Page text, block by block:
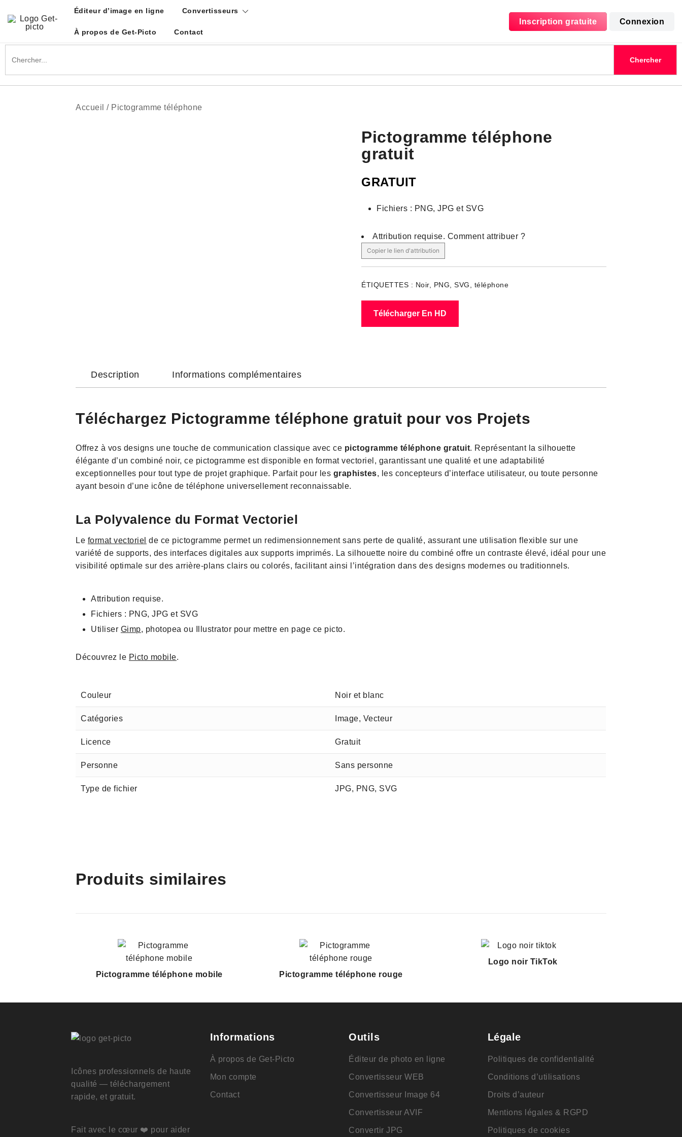
content
Éditeur d’image en ligne Convertisseurs
À propos de Get-Picto Contact
Inscription gratuite Connexion
Search
for:
Accueil / Pictogramme téléphone
Pictogramme téléphone
gratuit
GRATUIT
Fichiers : PNG, JPG et SVG
Attribution requise. Comment attribuer ?
Copier le lien d'attribution
ÉTIQUETTES : Noir, PNG SVG téléphone
Télécharger En HD
Description Informations complémentaires
Téléchargez Pictogramme téléphone gratuit pour vos Projets
Offrez à vos designs une touche de communication classique avec ce pictogramme téléphone gratuit. Représentant la silhouette
élégante d’un combiné noir, ce pictogramme est disponible en format vectoriel, garantissant une qualité et une adaptabilité
exceptionnelles pour tout type de projet graphique. Parfait pour les graphistes, les concepteurs d’interface utilisateur, ou toute personne
ayant besoin d’une icône de téléphone universellement reconnaissable.
La Polyvalence du Format Vectoriel
Le format vectoriel de ce pictogramme permet un redimensionnement sans perte de qualité, assurant une utilisation flexible sur une
variété de supports, des interfaces digitales aux supports imprimés. La silhouette noire du combiné offre un contraste élevé, idéal pour une
visibilité optimale sur des arrière-plans clairs ou colorés, facilitant ainsi l’intégration dans des designs modernes ou traditionnels.
Attribution requise.
Fichiers : PNG, JPG et SVG
Utiliser Gimp, photopea ou Illustrator pour mettre en page ce picto.
Découvrez le Picto mobile.
Couleur Noir et blanc
Catégories Image, Vecteur
Licence Gratuit
Personne Sans personne
Type de fichier JPG, PNG, SVG
Produits similaires
Pictogramme téléphone mobile Pictogramme téléphone rouge
Logo noir TikTok
Icônes professionnels de haute
qualité — téléchargement
rapide, et gratuit.
Fait avec le cœur ❤️ pour aider
Informations
À propos de Get-Picto
Mon compte
Contact
Outils
Éditeur de photo en ligne
Convertisseur WEB
Convertisseur Image 64
Convertisseur AVIF
Convertir JPG
Légale
Politiques de confidentialité
Conditions d’utilisations
Droits d’auteur
Mentions légales & RGPD
Politiques de cookies